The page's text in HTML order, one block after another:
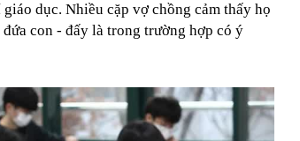
dục. Nhiều cặp vợ chồng cảm thấy họ
con - đấy là trong trường hợp có ý